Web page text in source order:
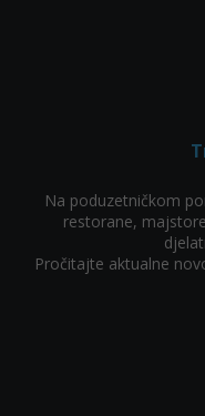
Na poduzetničkom
restorane,
Pročitajte aktualne